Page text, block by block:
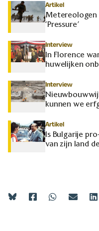
Artikel
Metereologen
‘Pressure’
Interview
In Florence
huwelijken
Interview
kunnen we
Artikel
Is Bulgarije
van zijn land